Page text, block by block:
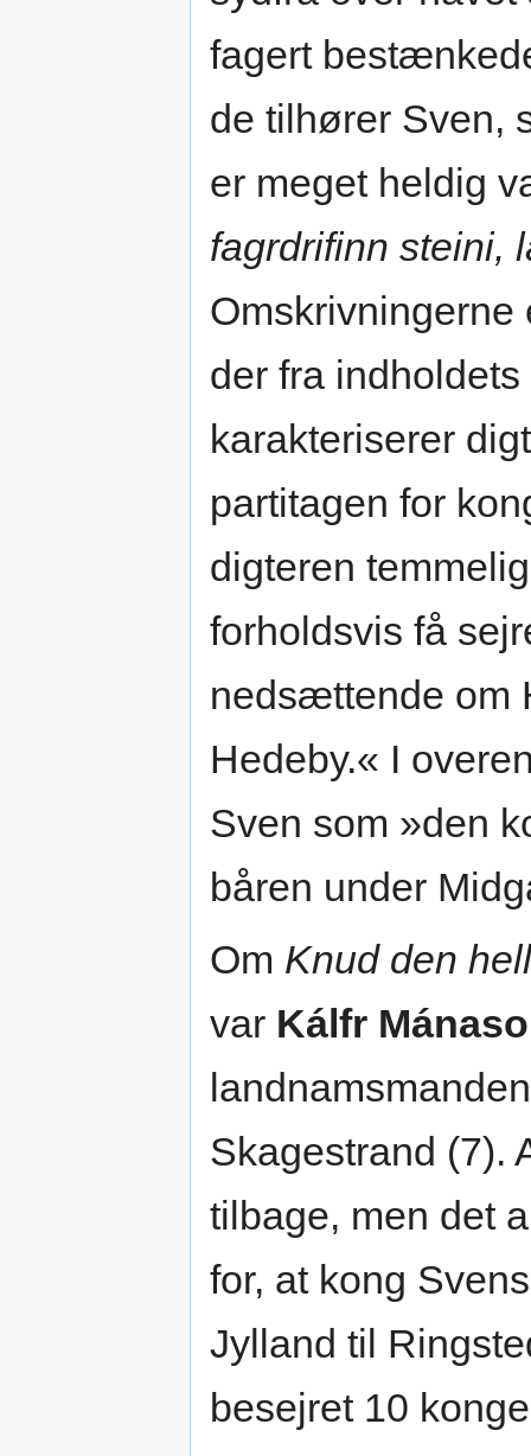
fagert
de tilhører Sven,
er meget heldig
fagrdrifinn steini,
Omskrivningerne
der fra
karakteriserer
partitagen for
digteren
forholdsvis få
nedsættende om
Hedeby.« I
Sven som »den
båren under
Om Knud den
var Kálfr
Skagestrand (7).
tilbage, men det
for, at kong
Jylland til
besejret 10